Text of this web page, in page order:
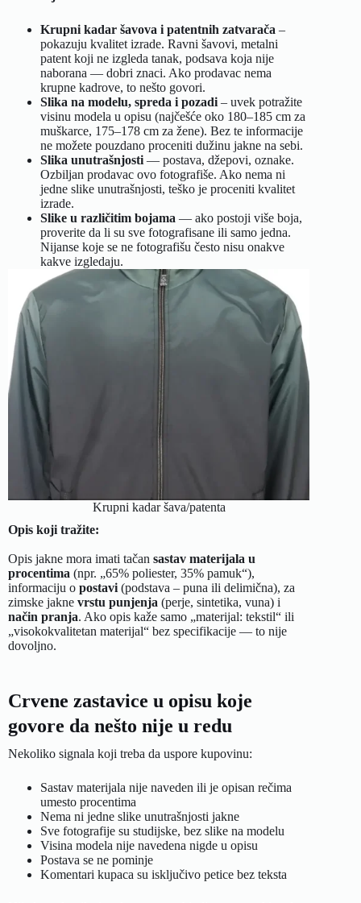
Krupni kadar šavova i patentnih zatvarača –
pokazuju kvalitet izrade. Ravni šavovi, metalni
patent koji ne izgleda tanak, podsava koja nije
naborana — dobri znaci. Ako prodavac nema
krupne kadrove, to nešto govori.
Slika na modelu, spreda i pozadi – uvek potražite
visinu modela u opisu (najčešće oko 180–185 cm za
muškarce, 175–178 cm za žene). Bez te informacije
ne možete pouzdano proceniti dužinu jakne na sebi.
Slika unutrašnjosti — postava, džepovi, oznake.
Ozbiljan prodavac ovo fotografiše. Ako nema ni
jedne slike unutrašnjosti, teško je proceniti kvalitet
izrade.
Slike u različitim bojama — ako postoji više boja,
proverite da li su sve fotografisane ili samo jedna.
Nijanse koje se ne fotografišu često nisu onakve
kakve izgledaju.
Krupni kadar šava/patenta
Opis koji tražite:
Opis jakne mora imati tačan sastav materijala u
procentima (npr. „65% poliester, 35% pamuk“),
informaciju o postavi (podstava – puna ili delimična), za
zimske jakne vrstu punjenja (perje, sintetika, vuna) i
način pranja. Ako opis kaže samo „materijal: tekstil“ ili
„visokokvalitetan materijal“ bez specifikacije — to nije
dovoljno.
Crvene zastavice u opisu koje
govore da nešto nije u redu
Nekoliko signala koji treba da uspore kupovinu:
Sastav materijala nije naveden ili je opisan rečima
umesto procentima
Nema ni jedne slike unutrašnjosti jakne
Sve fotografije su studijske, bez slike na modelu
Visina modela nije navedena nigde u opisu
Postava se ne pominje
Komentari kupaca su isključivo petice bez teksta